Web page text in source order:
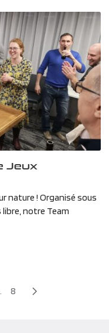
Jeux
nature ! Organisé sous
libre, notre Team
8